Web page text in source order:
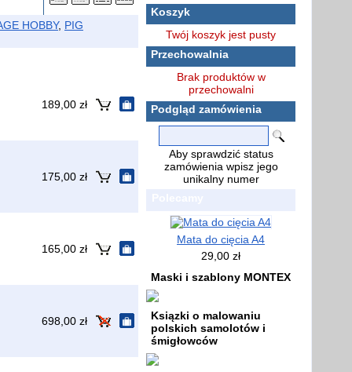
HOBBY, PIG
189,00 zł
175,00 zł
165,00 zł
698,00 zł
Koszyk
Twój koszyk jest pusty
Przechowalnia
Brak produktów w
przechowalni
Podgląd zamówienia
Aby sprawdzić status
zamówienia wpisz jego
unikalny numer
Mata do cięcia A4
29,00 zł
Maski i szablony MONTEX
Ksiązki o malowaniu
polskich samolotów i
śmigłowców